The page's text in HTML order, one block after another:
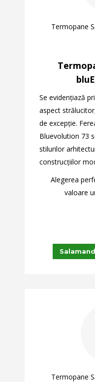
Termopane
Se evidenţiază
aspect
de excepţie.
Bluevolution 73
stilurilor
construcţiilor
Alegerea
valoare
Termopane